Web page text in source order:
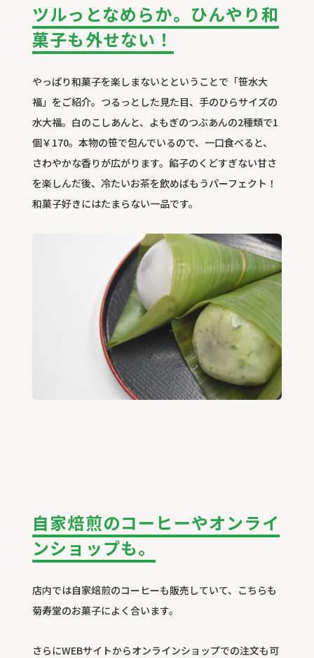
ツルっとなめらか。ひんやり和
菓子も外せない！
やっぱり和菓子を楽しまないとということで「笹水大
福」をご紹介。つるっとした見た目、手のひらサイズの
水大福。白のこしあんと、よもぎのつぶあんの2種類で1
個￥ 170。本物の笹で包んでいるので、一口食べると、
さわやかな香りが広がります。餡子のくどすぎない甘さ
を楽しんだ後、冷たいお茶を飲めばもうパーフェクト！
和菓子好きにはたまらない一品です。
自家焙煎のコーヒーやオンライ
ンショップも。
店内では自家焙煎のコーヒーも販売していて、こちらも
菊寿堂のお菓子によく合います。
さらにWEBサイトからオンラインショップでの注文も可